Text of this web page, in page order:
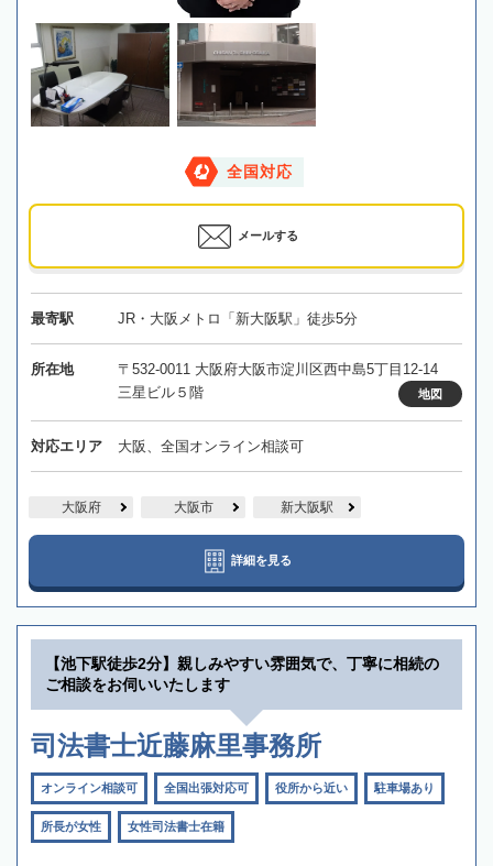
全国対応
メールする
最寄駅 JR・大阪メトロ「新大阪駅」徒歩5分
所在地
〒532-0011 大阪府大阪市淀川区西中島5丁目12-14
三星ビル５階
地図
対応エリア 大阪、全国オンライン相談可
大阪府 大阪市 新大阪駅
詳細を見る
【池下駅徒歩2分】親しみやすい雰囲気で、丁寧に相続の
ご相談をお伺いいたします
司法書士近藤麻里事務所
オンライン相談可 全国出張対応可 役所から近い 駐車場あり
所長が女性 女性司法書士在籍